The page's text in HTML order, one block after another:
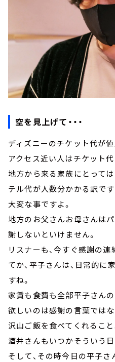
空を見上げて・・・
ディズニーのチケット代が値
アクセス近い人はチケット代
地方から来る家族にとって
テル代が人数分かかる訳です
大変な事ですよ。
地方のお父さんお母さんは
謝しないといけません。
リスナーも、今すぐ感謝の連
てか、平子さんは、日常的に
すね。
家賃も食費も全部平子さん
欲しいのは感謝の言葉ではな
沢山ご飯を食べてくれるこ
酒井さんもいつかそういう日
そして、その時今日の平子